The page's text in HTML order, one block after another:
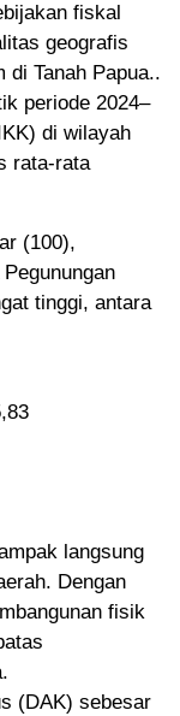
fiskal
geografis
di Tanah Papua..
periode 2024–
di wilayah
rata-rata
(100),
tinggi, antara
langsung
Dengan
fisik
(DAK) sebesar